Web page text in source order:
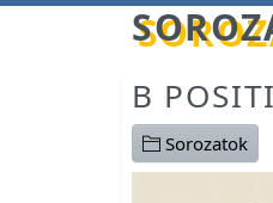
Betöltés...
B
Sorozatok